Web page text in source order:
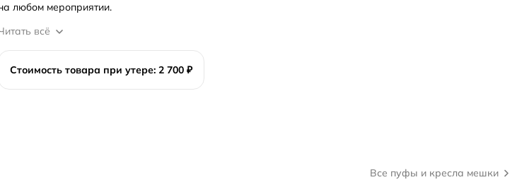
любом мероприятии.
всё
Стоимость товара при утере: 2 700 ₽
Все пуфы и кресла мешки